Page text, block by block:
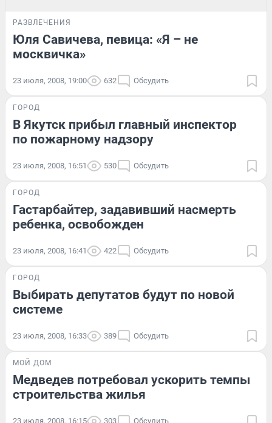
РАЗВЛЕЧЕНИЯ
Юля Савичева, певица: «Я – не
москвичка»
23 июля, 2008, 19:00 632 Обсудить
ГОРОД
В Якутск прибыл главный инспектор
по пожарному надзору
23 июля, 2008, 16:51 530 Обсудить
ГОРОД
Гастарбайтер, задавивший насмерть
ребенка, освобожден
23 июля, 2008, 16:41 422 Обсудить
ГОРОД
Выбирать депутатов будут по новой
системе
23 июля, 2008, 16:33 389 Обсудить
МОЙ ДОМ
Медведев потребовал ускорить темпы
строительства жилья
23 июля, 2008, 16:15 303 Обсудить